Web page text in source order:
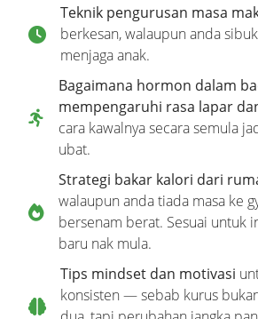
Teknik pengurusan masa
berkesan, walaupun anda
menjaga anak.
Bagaimana hormon dalam
mempengaruhi rasa lapar
cara kawalnya secara semula
ubat.
Strategi bakar kalori dari
walaupun anda tiada masa ke
bersenam berat. Sesuai untuk
baru nak mula.
Tips mindset dan motivasi
konsisten — sebab kurus